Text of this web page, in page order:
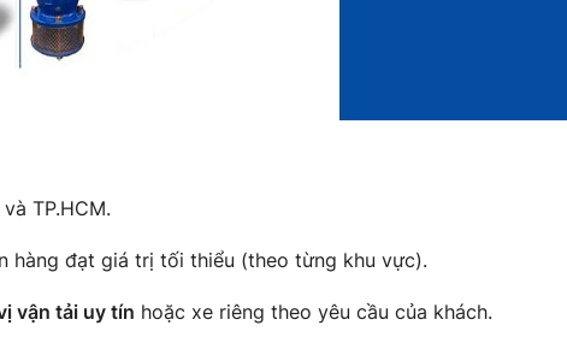
TP.HCM.
hàng đạt giá trị tối thiểu (theo từng khu vực).
vận tải uy tín hoặc xe riêng theo yêu cầu của khách.